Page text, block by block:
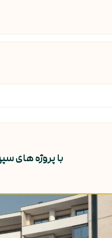
با پروژه های